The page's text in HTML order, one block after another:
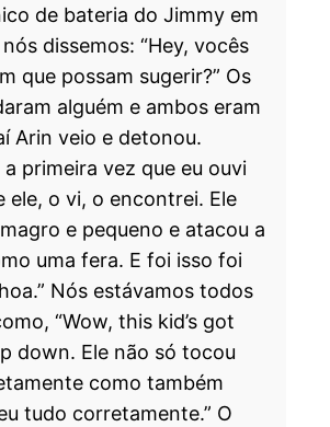
de bateria do Jimmy em
dissemos: “Hey, vocês
que possam sugerir?” Os
alguém e ambos eram
Arin veio e detonou.
a primeira vez que eu ouvi
ele, o vi, o encontrei. Ele
e pequeno e atacou a
uma fera. E foi isso foi
Nós estávamos todos
“Wow, this kid’s got
down. Ele não só tocou
como também
tudo corretamente.” O